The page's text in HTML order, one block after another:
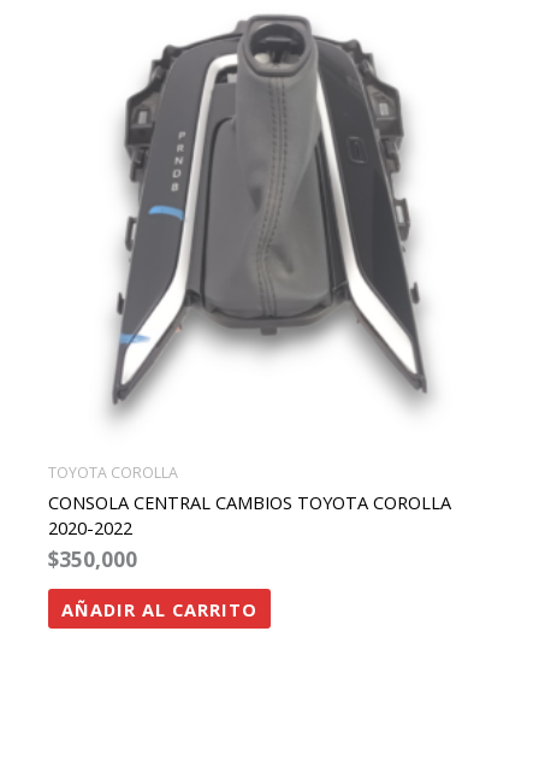
TOYOTA COROLLA
CONSOLA CENTRAL CAMBIOS TOYOTA COROLLA
2020-2022
$350,000
AÑADIR AL CARRITO